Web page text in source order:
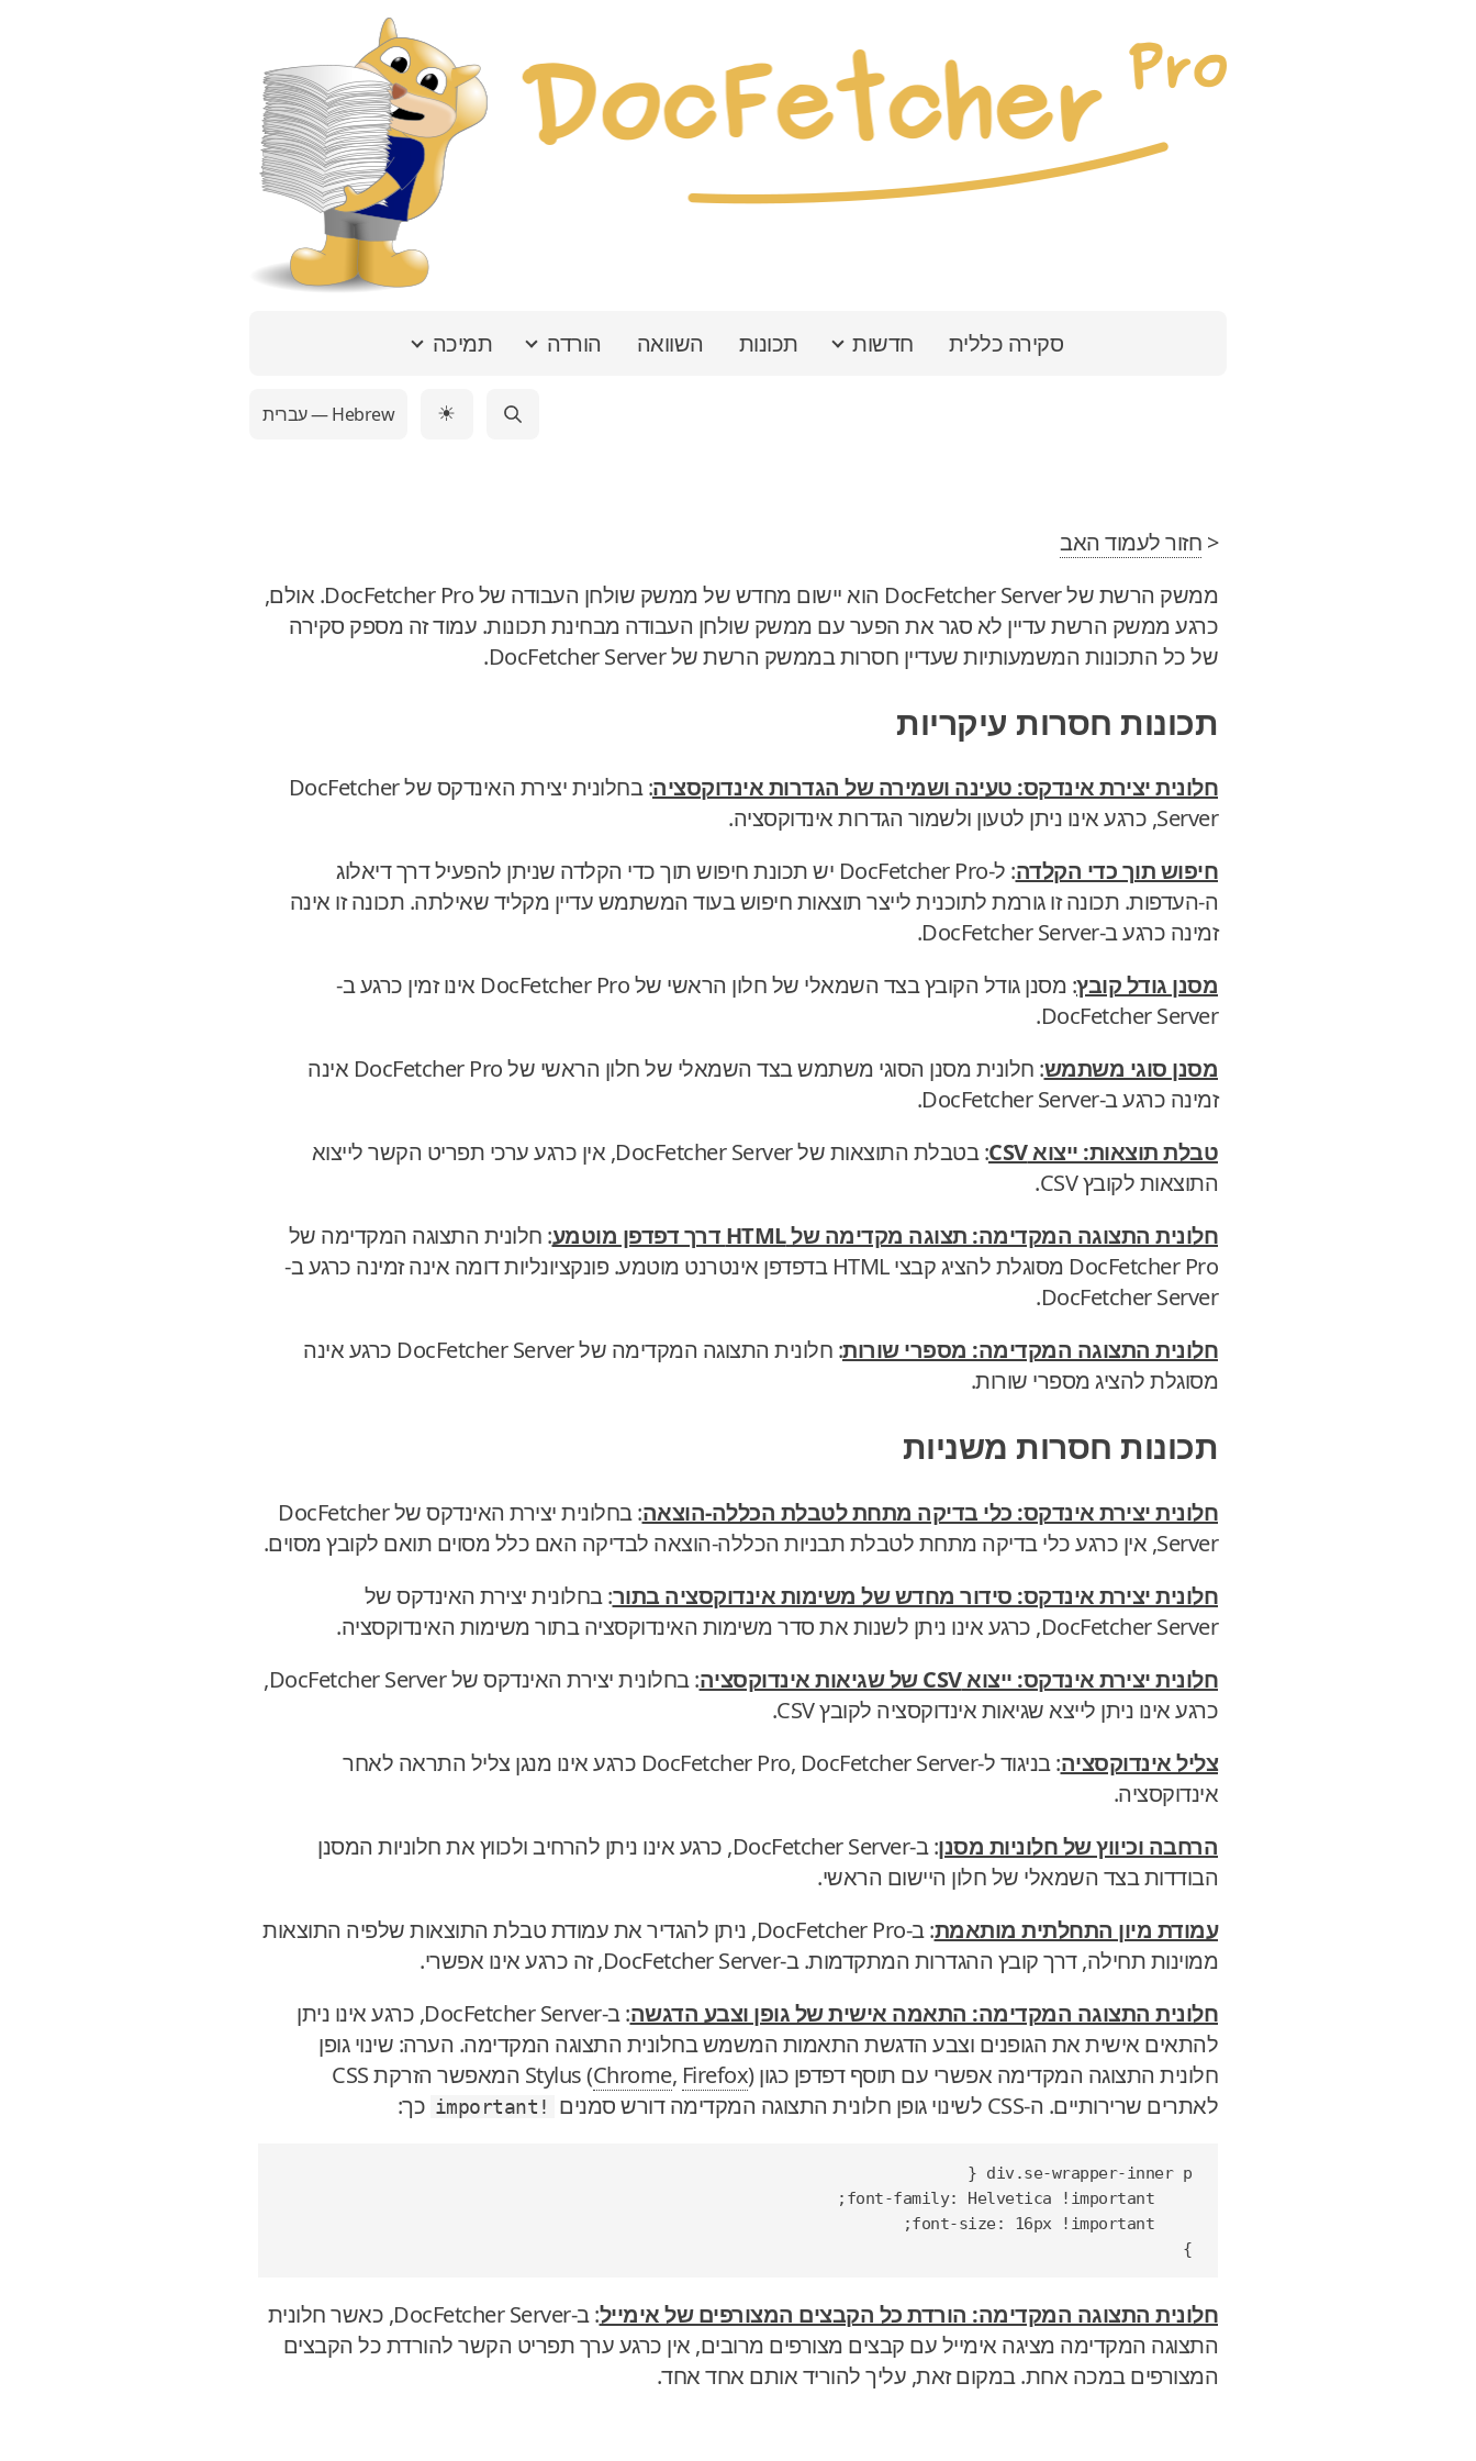
סקירה כללית חדשות תכונות השוואה הורדה תמיכה
☀ עברית — Hebrew
< חזור לעמוד האב
ממשק הרשת של DocFetcher Server הוא יישום מחדש של ממשק שולחן העבודה של DocFetcher Pro. אולם,
כרגע ממשק הרשת עדיין לא סגר את הפער עם ממשק שולחן העבודה מבחינת תכונות. עמוד זה מספק סקירה
של כל התכונות המשמעותיות שעדיין חסרות בממשק הרשת של DocFetcher Server.
תכונות חסרות עיקריות
חלונית יצירת אינדקס: טעינה ושמירה של הגדרות אינדוקסציה
: בחלונית יצירת האינדקס של DocFetcher
Server, כרגע אינו ניתן לטעון ולשמור הגדרות אינדוקסציה.
חיפוש תוך כדי הקלדה
: ל-DocFetcher Pro יש תכונת חיפוש תוך כדי הקלדה שניתן להפעיל דרך דיאלוג
ה-העדפות. תכונה זו גורמת לתוכנית לייצר תוצאות חיפוש בעוד המשתמש עדיין מקליד שאילתה. תכונה זו אינה
זמינה כרגע ב-DocFetcher Server.
מסנן גודל קובץ
: מסנן גודל הקובץ בצד השמאלי של חלון הראשי של DocFetcher Pro אינו זמין כרגע ב-
DocFetcher Server.
מסנן סוגי משתמש
: חלונית מסנן הסוגי משתמש בצד השמאלי של חלון הראשי של DocFetcher Pro אינה
זמינה כרגע ב-DocFetcher Server.
טבלת תוצאות: ייצוא CSV
: בטבלת התוצאות של DocFetcher Server, אין כרגע ערכי תפריט הקשר לייצוא
התוצאות לקובץ CSV.
חלונית התצוגה המקדימה: תצוגה מקדימה של HTML דרך דפדפן מוטמע
: חלונית התצוגה המקדימה של
DocFetcher Pro מסוגלת להציג קבצי HTML בדפדפן אינטרנט מוטמע. פונקציונליות דומה אינה זמינה כרגע ב-
DocFetcher Server.
חלונית התצוגה המקדימה: מספרי שורות
: חלונית התצוגה המקדימה של DocFetcher Server כרגע אינה
מסוגלת להציג מספרי שורות.
תכונות חסרות משניות
חלונית יצירת אינדקס: כלי בדיקה מתחת לטבלת הכללה-הוצאה
: בחלונית יצירת האינדקס של DocFetcher
Server, אין כרגע כלי בדיקה מתחת לטבלת תבניות הכללה-הוצאה לבדיקה האם כלל מסוים תואם לקובץ מסוים.
חלונית יצירת אינדקס: סידור מחדש של משימות אינדוקסציה בתור: בחלונית יצירת האינדקס של
DocFetcher Server, כרגע אינו ניתן לשנות את סדר משימות האינדוקסציה בתור משימות האינדוקסציה.
חלונית יצירת אינדקס: ייצוא CSV של שגיאות אינדוקסציה
: בחלונית יצירת האינדקס של DocFetcher Server,
כרגע אינו ניתן לייצא שגיאות אינדוקסציה לקובץ CSV.
צליל אינדוקסציה
: בניגוד ל-DocFetcher Pro, DocFetcher Server כרגע אינו מנגן צליל התראה לאחר
אינדוקסציה.
הרחבה וכיווץ של חלוניות מסנן
: ב-DocFetcher Server, כרגע אינו ניתן להרחיב ולכווץ את חלוניות המסנן
הבודדות בצד השמאלי של חלון היישום הראשי.
עמודת מיון התחלתית מותאמת
: ב-DocFetcher Pro, ניתן להגדיר את עמודת טבלת התוצאות שלפיה התוצאות
ממוינות תחילה, דרך קובץ ההגדרות המתקדמות. ב-DocFetcher Server, זה כרגע אינו אפשרי.
חלונית התצוגה המקדימה: התאמה אישית של גופן וצבע הדגשה
: ב-DocFetcher Server, כרגע אינו ניתן
להתאים אישית את הגופנים וצבע הדגשת התאמות המשמש בחלונית התצוגה המקדימה. הערה: שינוי גופן
חלונית התצוגה המקדימה אפשרי עם תוסף דפדפן כגון Stylus (
Chrome, Firefox
) המאפשר הזרקת CSS
לאתרים שרירותיים. ה-CSS לשינוי גופן חלונית התצוגה המקדימה דורש סמנים
!important כך:
div .se-wrapper-inner p
{
font-family: Helvetica !important
;
font-size: 16px !important
;
}
חלונית התצוגה המקדימה: הורדת כל הקבצים המצורפים של אימייל
: ב-DocFetcher Server, כאשר חלונית
התצוגה המקדימה מציגה אימייל עם קבצים מצורפים מרובים, אין כרגע ערך תפריט הקשר להורדת כל הקבצים
המצורפים במכה אחת. במקום זאת, עליך להוריד אותם אחד אחד.